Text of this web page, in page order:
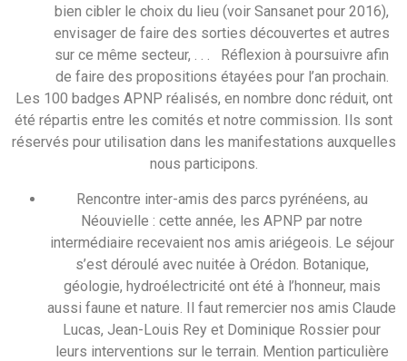
bien cibler le choix du lieu (voir Sansanet pour 2016),
envisager de faire des sorties découvertes et autres
sur ce même secteur, . . . Réflexion à poursuivre afin
de faire des propositions étayées pour l’an prochain.
Les 100 badges APNP réalisés, en nombre donc réduit, ont
été répartis entre les comités et notre commission. Ils sont
réservés pour utilisation dans les manifestations auxquelles
nous participons.
Rencontre inter-amis des parcs pyrénéens, au
Néouvielle : cette année, les APNP par notre
intermédiaire recevaient nos amis ariégeois. Le séjour
s’est déroulé avec nuitée à Orédon. Botanique,
géologie, hydroélectricité ont été à l’honneur, mais
aussi faune et nature. Il faut remercier nos amis Claude
Lucas, Jean-Louis Rey et Dominique Rossier pour
leurs interventions sur le terrain. Mention particulière